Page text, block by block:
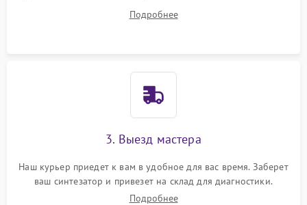
Подробнее
3. Выезд мастера
Наш курьер приедет к вам в удобное для вас время. Заберет
ваш синтезатор и привезет на склад для диагностики.
Подробнее